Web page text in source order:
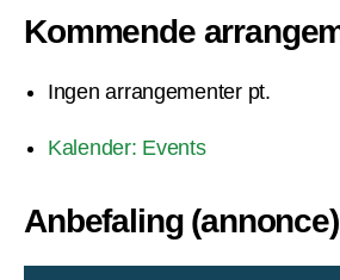
Kommende
Ingen arrangementer pt.
Kalender: Events
Anbefaling (annonce)